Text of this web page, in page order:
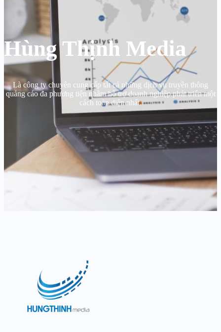
Hùng Thịnh Media
Là công ty chuyên cung cấp tất cả những dịch vụ truyền thông
quảng cáo đa phương tiện nhằm hỗ trợ doanh nghiệp phát triển một
cách toàn diện nhất.